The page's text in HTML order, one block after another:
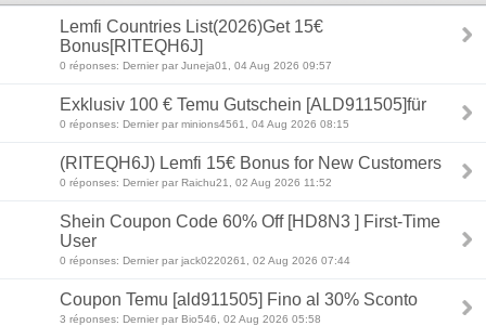
Lemfi Countries List(2026)Get 15€
Bonus[RITEQH6J]
0 réponses: Dernier par Juneja01, 04 Aug 2026 09:57
Exklusiv 100 € Temu Gutschein [ALD911505]für
0 réponses: Dernier par minions4561, 04 Aug 2026 08:15
(RITEQH6J) Lemfi 15€ Bonus for New Customers
0 réponses: Dernier par Raichu21, 02 Aug 2026 11:52
Shein Coupon Code 60% Off [HD8N3 ] First-Time
User
0 réponses: Dernier par jack0220261, 02 Aug 2026 07:44
Coupon Temu [ald911505] Fino al 30% Sconto
3 réponses: Dernier par Bio546, 02 Aug 2026 05:58